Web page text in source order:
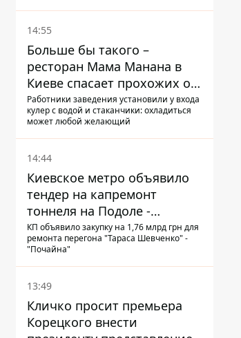
вымывает из казны города еще больше
средств
14:55
Больше бы такого –
ресторан Мама Манана в
Киеве спасает прохожих от
жары
Работники заведения установили у входа
кулер с водой и стаканчики: охладиться
может любой желающий
14:44
Киевское метро объявило
тендер на капремонт
тоннеля на Подоле -
продлится почти два года
КП объявило закупку на 1,76 млрд грн для
ремонта перегона "Тараса Шевченко" -
"Почайна"
13:49
Кличко просит премьера
Корецкого внести